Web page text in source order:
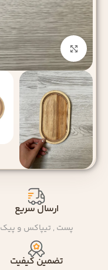
بزرگنمایی تصویر
ارسال سریع
پست , تیپاکس و پیک
تضمین کیفیت